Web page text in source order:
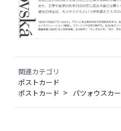
関連カテゴリ
ポストカード
ポストカード
パツォウスカー